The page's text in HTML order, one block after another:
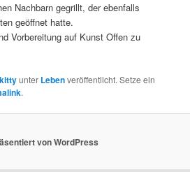
Nachbarn gegrillt, der ebenfalls
geöffnet hatte.
Vorbereitung auf Kunst Offen zu
kittyunter Lebenveröffentlicht. Setze ein
.
von WordPress